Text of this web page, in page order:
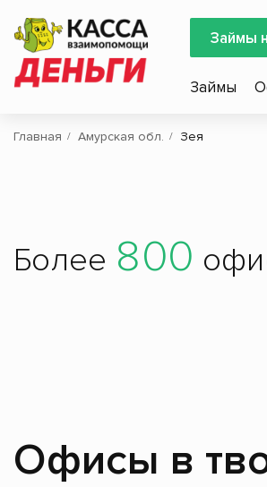
Займы
Займы
Главная Амурская обл. Зея
Более 800
Офисы в